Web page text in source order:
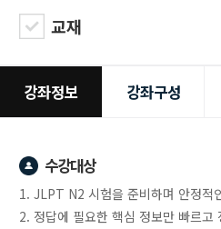
교재
강좌정보 강좌구성
수강대상
1. JLPT N2 시험을 준비하며 안정적
2. 정답에 필요한 핵심 정보만 빠르고